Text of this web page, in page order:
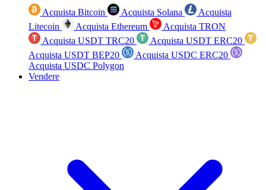
Acquista Bitcoin Acquista Solana
Acquista
Litecoin
Acquista Ethereum
Acquista TRON
Acquista USDT TRC20
Acquista USDT ERC20
Acquista USDT BEP20
Acquista USDC ERC20
Acquista USDC Polygon
Vendere